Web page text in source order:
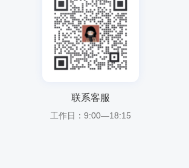
联系客服
工作日：9:00—18:15